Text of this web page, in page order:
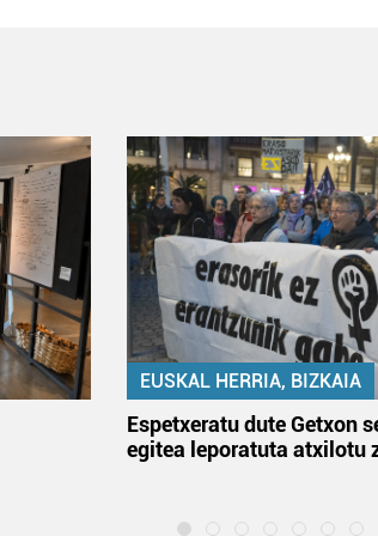
EUSKAL HERRIA, BIZKAIA
Espetxeratu dute Getxon
egitea leporatuta atxilotu